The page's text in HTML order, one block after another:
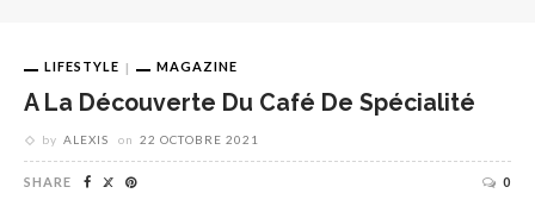
LIFESTYLE MAGAZINE
A La Découverte Du Café De Spécialité
by ALEXIS on 22 OCTOBRE 2021
SHARE 0